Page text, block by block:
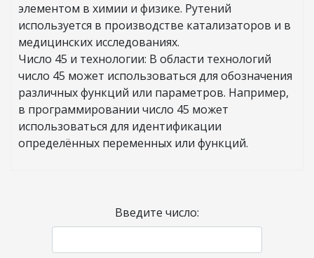
элементом в химии и физике. Рутений
используется в производстве катализаторов и в
медицинских исследованиях.
Число 45 и технологии: В области технологий
число 45 может использоваться для обозначения
различных функций или параметров. Например,
в программировании число 45 может
использоваться для идентификации
определённых переменных или функций.
Введите число: